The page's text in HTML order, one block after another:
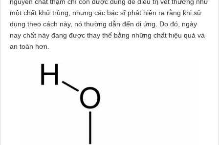
một chất khử trùng, nhưng các bác sĩ phát hiện ra rằng khi sử
dụng theo cách này, nó thường dẫn đến dị ứng. Do đó, ngày
nay chất này đang được thay thế bằng những chất hiệu quả và
an toàn hơn.